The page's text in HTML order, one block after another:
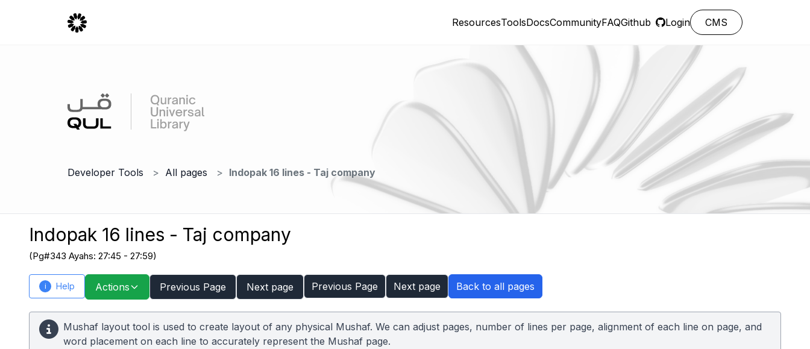
ResourcesToolsDocsCommunityFAQGithub Login CMS
Developer Tools All pages Indopak 16 lines - Taj company
Indopak 16 lines - Taj company
(Pg#343 Ayahs: 27:45 - 27:59)
i Help Actions Previous Page Next page Previous Page Next page Back to all pages
Mushaf layout tool is used to create layout of any physical Mushaf. We can adjust pages, number of lines per page, alignment of each line on page, and
word placement on each line to accurately represent the Mushaf page.